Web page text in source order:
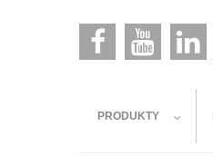
PRODUKTY